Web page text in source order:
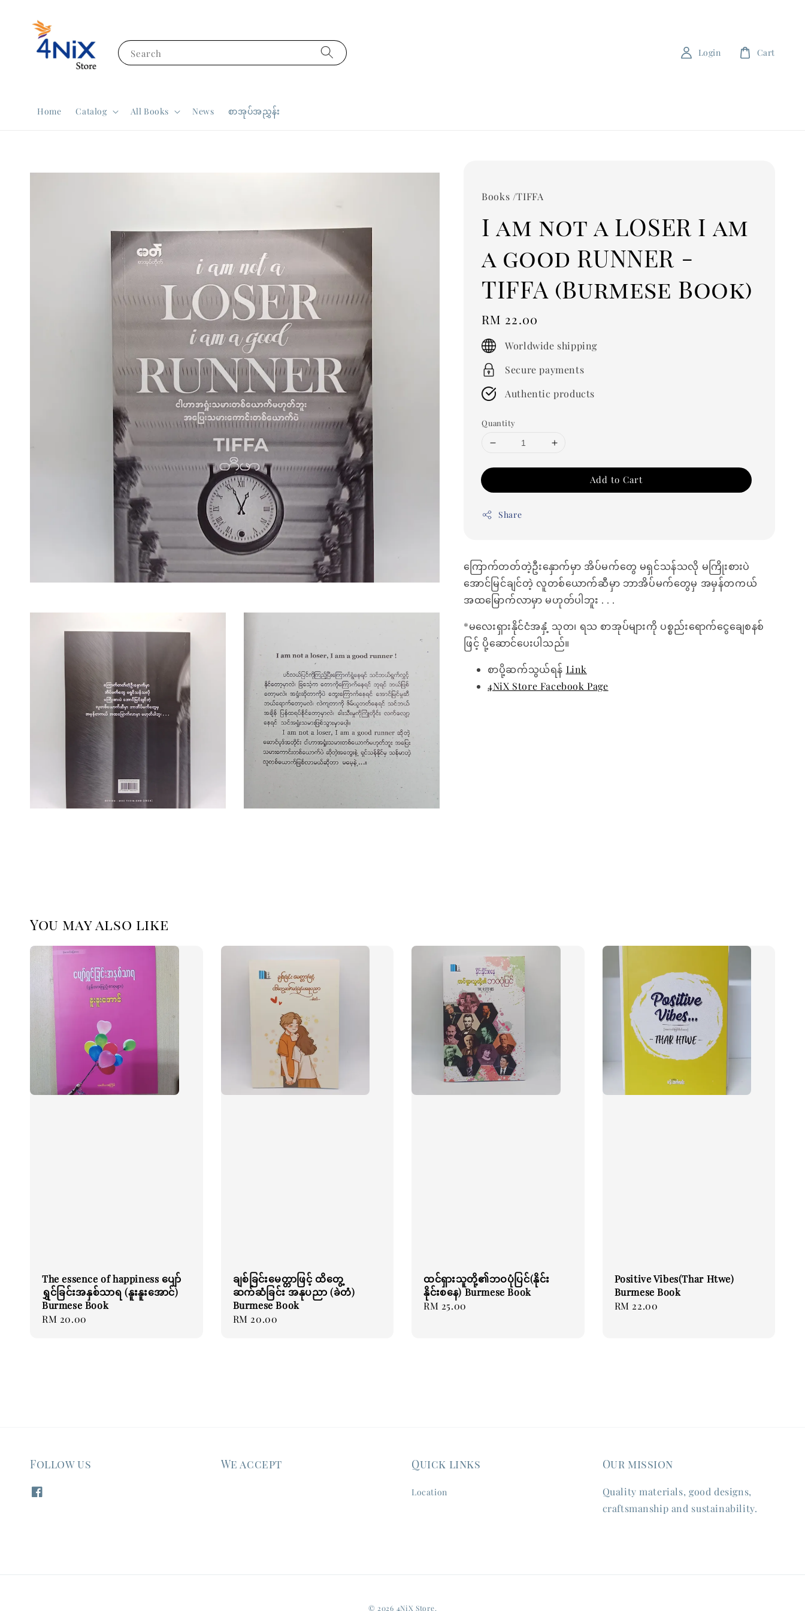
Search
Home Catalog All Books News စာအုပ်အညွှန်း
Login Cart
Books /TIFFA
I am not a LOSER I am
a good RUNNER -
TIFFA (Burmese Book)
Regular
price
RM 22.00
Worldwide shipping
Secure payments
Authentic products
Quantity
Add to Cart
Share
ကြောက်တတ်တဲ့ဦးနှောက်မှာ အိပ်မက်တွေ မရှင်သန်သလို မကြိုးစားပဲ
အောင်မြင်ချင်တဲ့ လူတစ်ယောက်ဆီမှာ ဘာအိပ်မက်တွေမှ အမှန်တကယ်
အထမြောက်လာမှာ မဟုတ်ပါဘူး . . .
*မလေးရှားနိုင်ငံအနှံ့ သုတ၊ ရသ စာအုပ်များကို ပစ္စည်းရောက်ငွေချေစနစ်
ဖြင့် ပို့ဆောင်ပေးပါသည်။
စာပို့ဆက်သွယ်ရန် Link
4NiX Store Facebook Page
You may also like
The essence of happiness ပျော်
ရွှင်ခြင်းအနှစ်သာရ (နူးနူးအောင်)
Burmese Book
Regular
RM 20.00
ချစ်ခြင်းမေတ္တာဖြင့် ထိတွေ့
ဆက်ဆံခြင်း အနုပညာ (ခဲတံ)
Burmese Book
Regular
RM 20.00
ထင်ရှားသူတို့၏ဘဝပုံပြင်(နိုင်း
နိုင်းစနေ) Burmese Book
Regular
RM 25.00
Positive Vibes(Thar Htwe)
Burmese Book
Regular
RM 22.00
Follow us We accept Quick links
Location
Our mission
Quality materials, good designs,
craftsmanship and sustainability.
© 2026 4NiX Store.